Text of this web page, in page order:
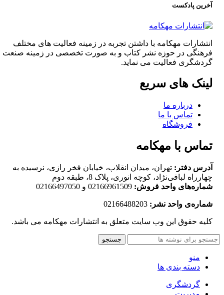
آخرین پادکست
انتشارات مهکامه با داشتن تجربه در زمینه فعالیت های مختلف
فرهنگی در حوزه نشر کتاب و به صورت تخصصی در زمینه صنعت
گردشگری فعالیت می نماید.
لینک های سریع
درباره ما
تماس با ما
فروشگاه
تماس با مهکامه
آدرس دفتر: تهران، میدان انقلاب، خیابان فخر رازی، نرسیده به
چهارراه لبافی‌نژاد، کوچه انوری، پلاک 8، طبقه دوم
شماره‌های واحد فروش: 02166961509 و 02166497050
شماره‌‌ی واحد نشر:
کلیه حقوق این وب سایت متعلق به انتشارات مهکامه می باشد.
جستجو
منو
دسته بندی ها
گردشگری